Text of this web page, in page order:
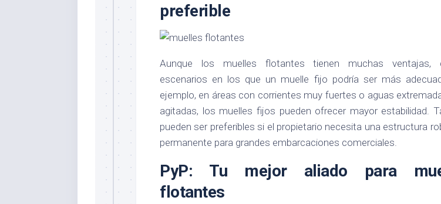
preferible
Aunque los muelles flotantes tienen muchas ventajas,
escenarios en los que un muelle fijo podría ser más
ejemplo, en áreas con corrientes muy fuertes o aguas
agitadas, los muelles fijos pueden ofrecer mayor estabilidad.
pueden ser preferibles si el propietario necesita una estructura
permanente para grandes embarcaciones comerciales.
PyP: Tu mejor aliado para
flotantes